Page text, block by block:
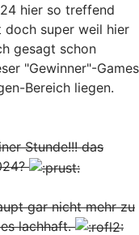
hier so treffend
doch super weil hier
gesagt schon
"Gewinner"-Games
Bereich liegen.
Stunde!!! das
gar nicht mehr zu
lachhaft.